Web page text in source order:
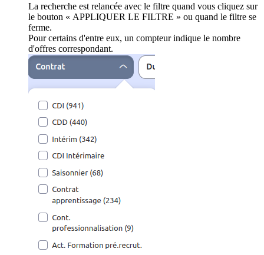
La recherche est relancée avec le filtre quand vous cliquez sur
le bouton « APPLIQUER LE FILTRE » ou quand le filtre se
ferme.
Pour certains d'entre eux, un compteur indique le nombre
d'offres correspondant.